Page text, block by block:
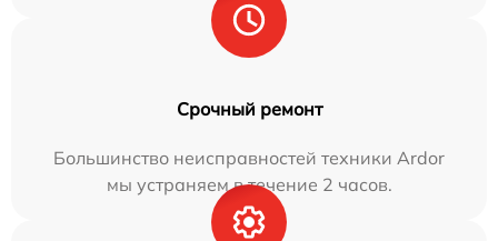
Срочный ремонт
Большинство неисправностей техники Ardor
мы устраняем в течение 2 часов.